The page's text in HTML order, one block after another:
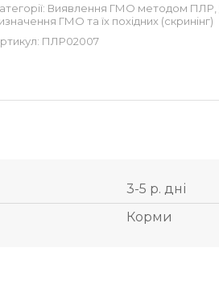
Виявлення ГМО методом ПЛР
ГМО та їх похідних (скринінг)
ПЛР02007
3-5 р. дні
Корми